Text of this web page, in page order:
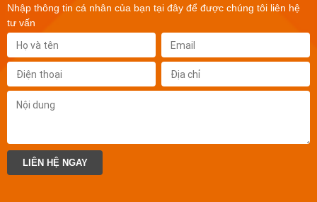
Nhập thông tin cá nhân của bạn tại đây để được chúng tôi liên hệ
tư vấn
LIÊN HỆ NGAY